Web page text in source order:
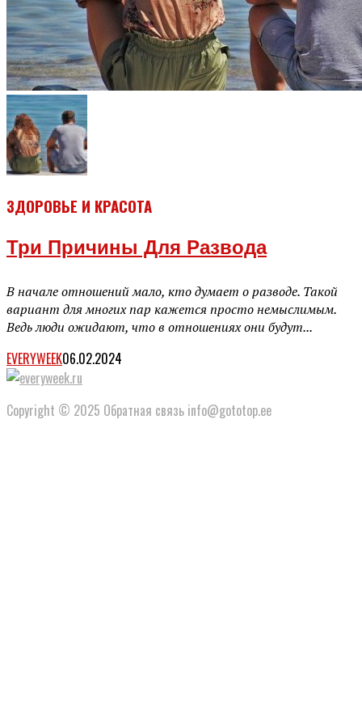
ЗДОРОВЬЕ И КРАСОТА
Три Причины Для Развода
В начале отношений мало, кто думает о разводе. Такой
вариант для многих пар кажется просто немыслимым.
Ведь люди ожидают, что в отношениях они будут...
EVERYWEEK06.02.2024
Copyright © 2025 Обратная связь info@gototop.ee